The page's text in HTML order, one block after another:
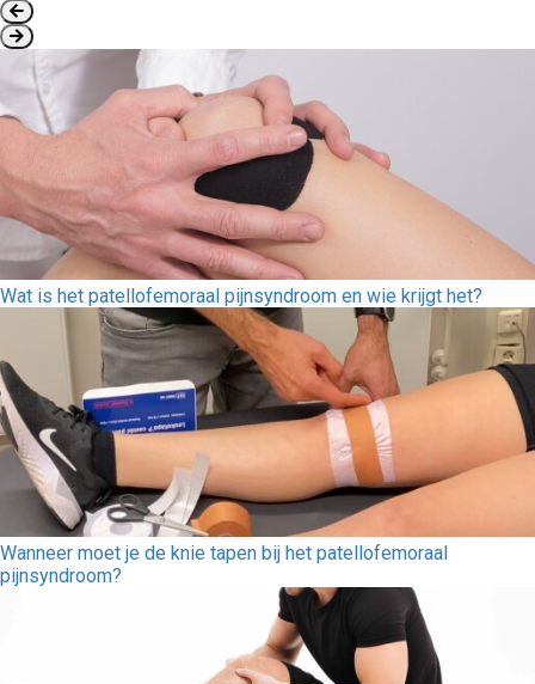
Wat is het patellofemoraal pijnsyndroom en wie krijgt het?
Wanneer moet je de knie tapen bij het patellofemoraal
pijnsyndroom?